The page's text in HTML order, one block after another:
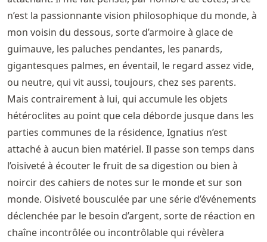
n’est la passionnante vision philosophique du monde, à
mon voisin du dessous, sorte d’armoire à glace de
guimauve, les paluches pendantes, les panards,
gigantesques palmes, en éventail, le regard assez vide,
ou neutre, qui vit aussi, toujours, chez ses parents.
Mais contrairement à lui, qui accumule les objets
hétéroclites au point que cela déborde jusque dans les
parties communes de la résidence, Ignatius n’est
attaché à aucun bien matériel. Il passe son temps dans
l’oisiveté à écouter le fruit de sa digestion ou bien à
noircir des cahiers de notes sur le monde et sur son
monde. Oisiveté bousculée par une série d’événements
déclenchée par le besoin d’argent, sorte de réaction en
chaîne incontrôlée ou incontrôlable qui révèlera